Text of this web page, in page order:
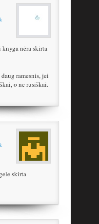
nėra skirta
ramesnis, jei
o ne rusiškai.
skirta